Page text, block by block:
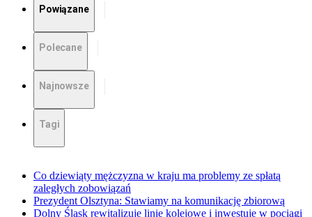
Powiązane
Polecane
Najnowsze
Tagi
Co dziewiąty mężczyzna w kraju ma problemy ze spłatą
zaległych zobowiązań
Prezydent Olsztyna: Stawiamy na komunikację zbiorową
Dolny Śląsk rewitalizuje linie kolejowe i inwestuje w pociągi